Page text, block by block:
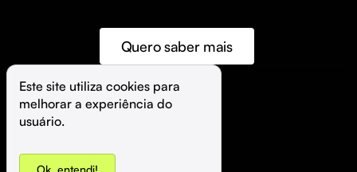
Quero saber mais
©️ Hubla Tecnologia Ltda • 2026
Este site utiliza cookies para
melhorar a experiência do
usuário.
Ok, entendi!